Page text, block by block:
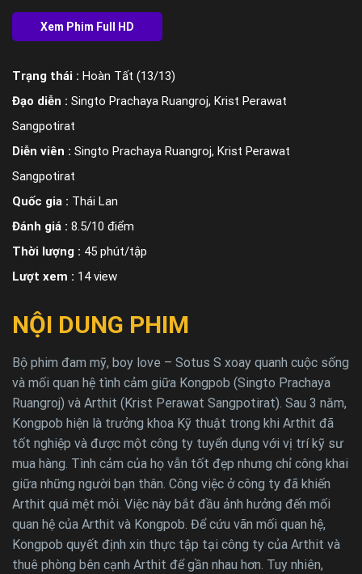
Trạng thái : Hoàn Tất (13/13)
Đạo diễn : Singto Prachaya Ruangroj, Krist Perawat
Sangpotirat
Diễn viên : Singto Prachaya Ruangroj, Krist Perawat
Sangpotirat
Quốc gia : Thái Lan
Đánh giá : 8.5/10 điểm
Thời lượng : 45 phút/tập
Lượt xem : 14 view
NỘI DUNG PHIM
Bộ phim đam mỹ, boy love – Sotus S xoay quanh cuộc sống
và mối quan hệ tình cảm giữa Kongpob (Singto Prachaya
Ruangroj) và Arthit (Krist Perawat Sangpotirat). Sau 3 năm,
Kongpob hiện là trưởng khoa Kỹ thuật trong khi Arthit đã
tốt nghiệp và được một công ty tuyển dụng với vị trí kỹ sư
mua hàng. Tình cảm của họ vẫn tốt đẹp nhưng chỉ công khai
giữa những người bạn thân. Công việc ở công ty đã khiến
Arthit quá mệt mỏi. Việc này bắt đầu ảnh hưởng đến mối
quan hệ của Arthit và Kongpob. Để cứu vãn mối quan hệ,
Kongpob quyết định xin thực tập tại công ty của Arthit và
thuê phòng bên cạnh Arthit để gần nhau hơn. Tuy nhiên,